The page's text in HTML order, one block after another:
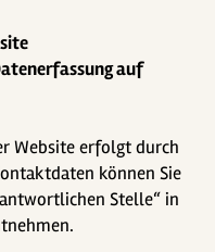
auf
Website erfolgt durch
können Sie
Stelle“ in